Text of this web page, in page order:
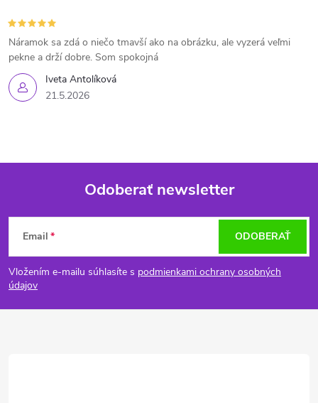
Iveta Antolíková
21.5.2026
Náramok sa zdá o niečo tmavší ako na obrázku, ale vyzerá veľmi
pekne a drží dobre. Som spokojná
Z
á
p
Odoberať newsletter
Email
Vložením e-mailu súhlasíte s podmienkami ochrany osobných
údajov
ODOBERAŤ